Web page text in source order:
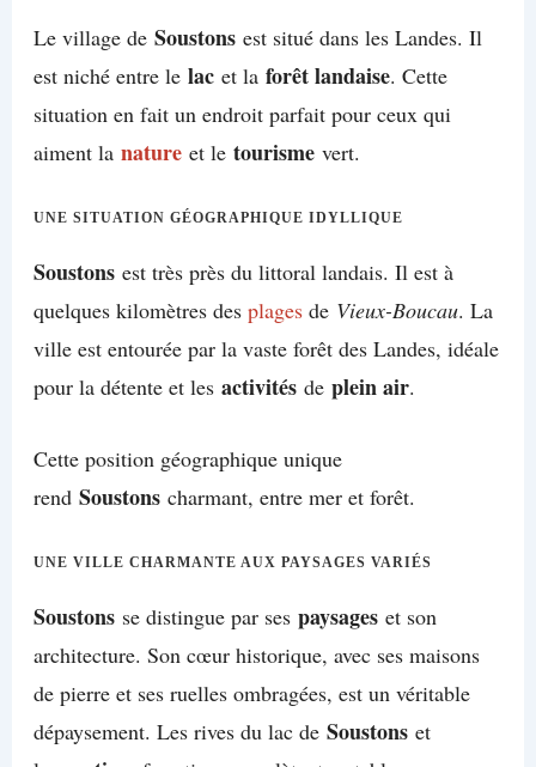
Le village de Soustonsest situé dans les Landes. Il
est niché entre le lacet la forêt landaise. Cette
situation en fait un endroit parfait pour ceux qui
aiment la natureet le tourismevert.
UNE SITUATION GÉOGRAPHIQUE IDYLLIQUE
Soustonsest très près du littoral landais. Il est à
quelques kilomètres des plagesde Vieux-Boucau. La
ville est entourée par la vaste forêt des Landes, idéale
pour la détente et les activitésde plein air.
Cette position géographique unique
rend Soustonscharmant, entre mer et forêt.
UNE VILLE CHARMANTE AUX PAYSAGES VARIÉS
Soustonsse distingue par ses paysageset son
architecture. Son cœur historique, avec ses maisons
de pierre et ses ruelles ombragées, est un véritable
dépaysement. Les rives du lac de Soustonset